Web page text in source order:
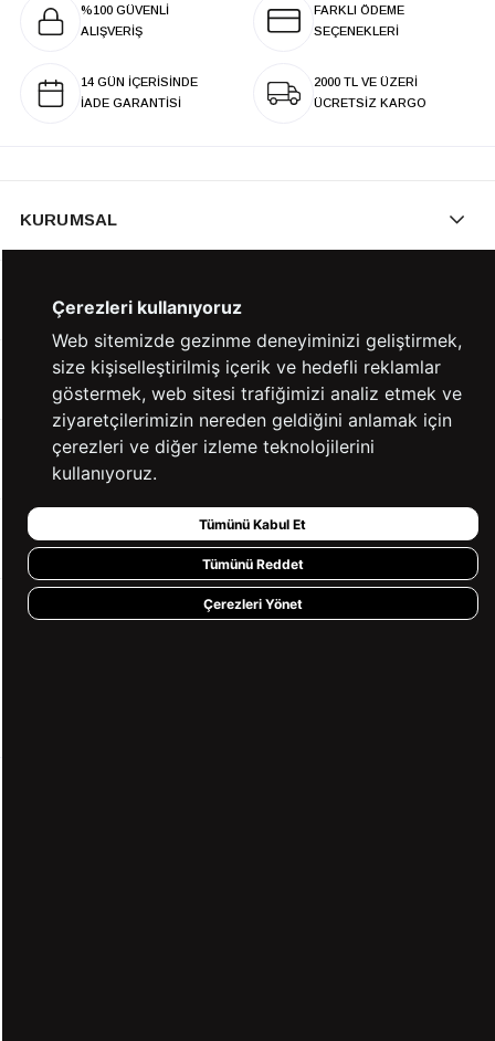
%100 GÜVENLİ
ALIŞVERİŞ
FARKLI ÖDEME
SEÇENEKLERİ
14 GÜN İÇERİSİNDE
İADE GARANTİSİ
2000 TL VE ÜZERİ
ÜCRETSİZ KARGO
KURUMSAL
KATEGORİLER
YARDIM
BİZE ULAŞIN
HIZLI ERİŞİM
KVKK ve GİZLİLİK
Çerezleri kullanıyoruz
Web sitemizde gezinme deneyiminizi geliştirmek,
size kişiselleştirilmiş içerik ve hedefli reklamlar
göstermek, web sitesi trafiğimizi analiz etmek ve
ziyaretçilerimizin nereden geldiğini anlamak için
çerezleri ve diğer izleme teknolojilerini
kullanıyoruz.
Tümünü Kabul Et
Tümünü Reddet
Çerezleri Yönet